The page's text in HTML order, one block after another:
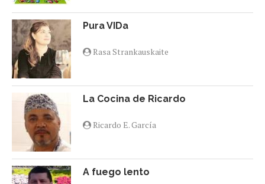
Pura VIDa
Rasa Strankauskaite
La Cocina de Ricardo
Ricardo E. García
A fuego lento